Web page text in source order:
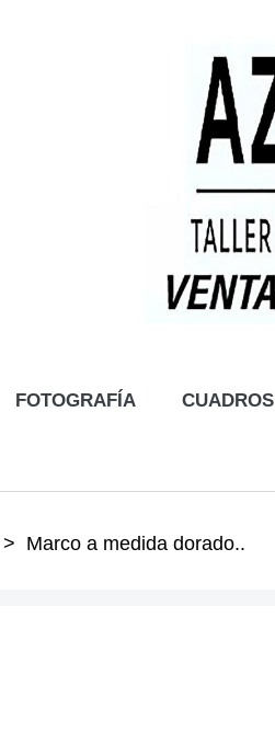
FOTOGRAFÍA CUADROS
Marco a medida dorado..